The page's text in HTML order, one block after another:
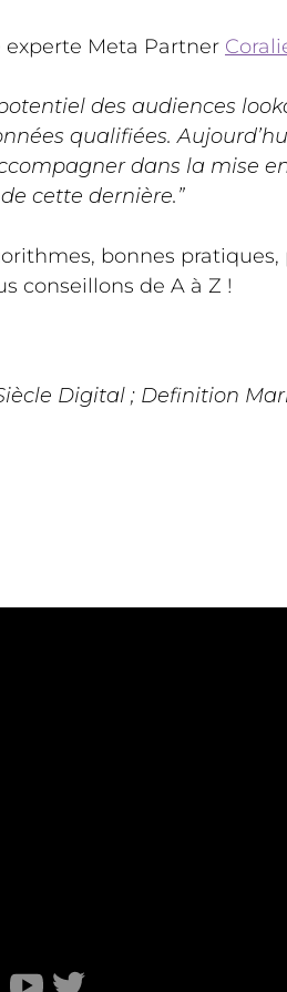
experte Meta Partner
des audiences
qualifiées.
dans la mise
cette dernière.”
bonnes
conseillons de A à Z !
Digital ; Definition